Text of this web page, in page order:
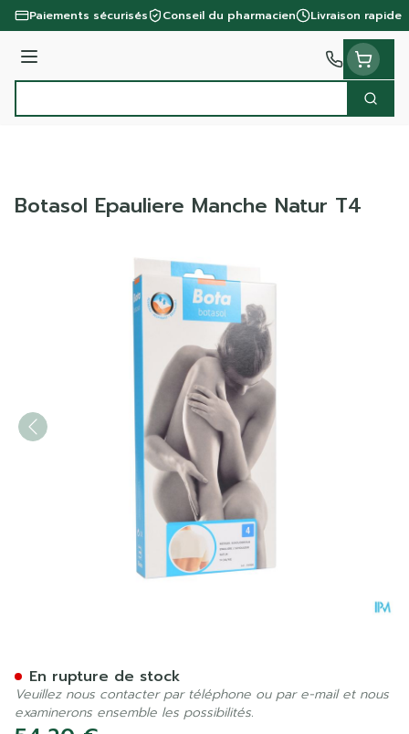
Aller au contenu
Paiements sécurisés Conseil du pharmacien Livraison rapide
Menu
Botasol Epauliere Manche Natur T4
En rupture de stock
Veuillez nous contacter par téléphone ou par e-mail et nous
examinerons ensemble les possibilités.